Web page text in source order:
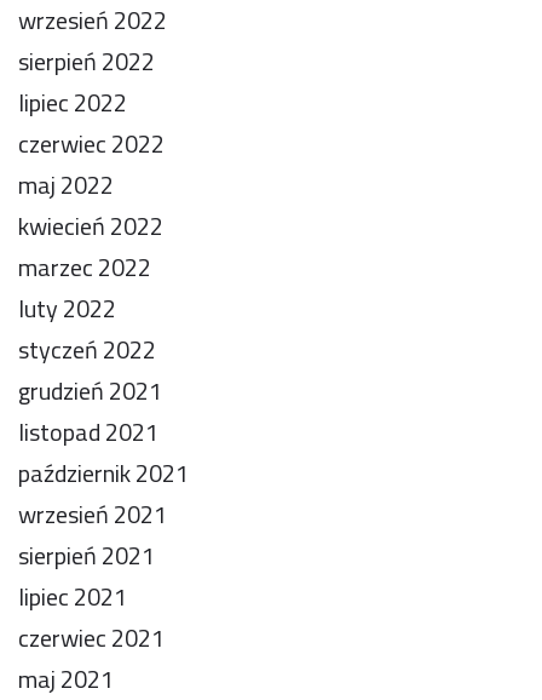
wrzesień 2022
sierpień 2022
lipiec 2022
czerwiec 2022
maj 2022
kwiecień 2022
marzec 2022
luty 2022
styczeń 2022
grudzień 2021
listopad 2021
październik 2021
wrzesień 2021
sierpień 2021
lipiec 2021
czerwiec 2021
maj 2021